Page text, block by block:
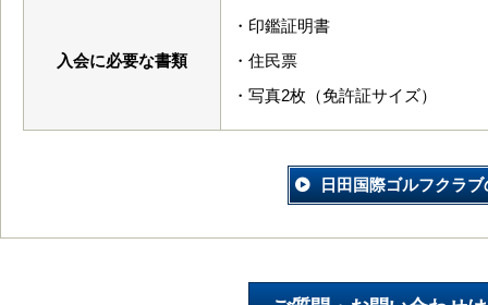
入会に必要な書類
・印鑑証明書
・住民票
・写真2枚（免許証サイズ）
日田国際ゴルフクラ